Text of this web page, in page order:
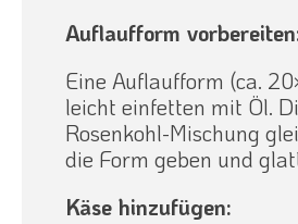
Auflaufform
Eine Auflaufform (ca.
leicht einfetten mit Öl.
Rosenkohl-Mischung
die Form geben und
Käse hinzufügen: